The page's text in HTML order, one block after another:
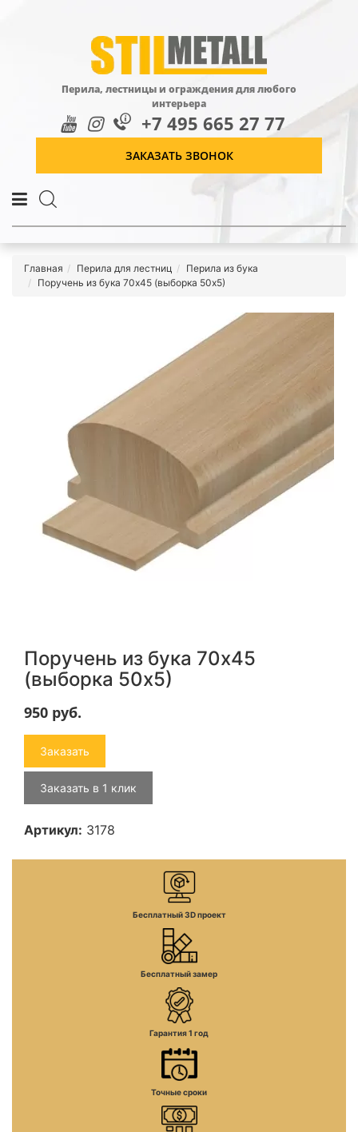
Перила, лестницы и ограждения для любого
интерьера
+7 495 665 27 77
ЗАКАЗАТЬ ЗВОНОК
Главная Перила для лестниц
Перила из бука
Поручень из бука 70х45 (выборка 50х5)
Поручень из бука 70х45
(выборка 50х5)
950 руб.
Заказать
Заказать в 1 клик
Артикул: 3178
Бесплатный 3D проект
Бесплатный замер
Гарантия 1 год
Точные сроки